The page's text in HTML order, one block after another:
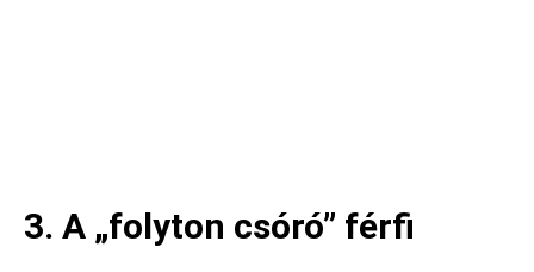
3. A „folyton csóró” férfi